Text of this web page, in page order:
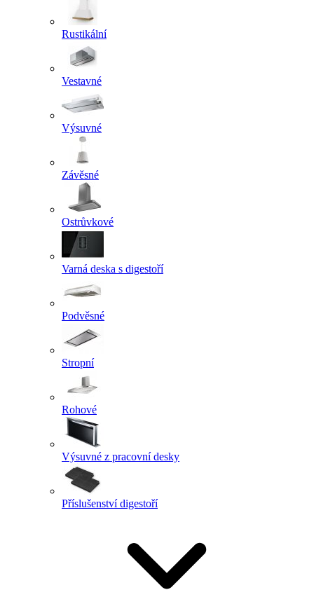
Rustikální
Vestavné
Výsuvné
Závěsné
Ostrůvkové
Varná deska s digestoří
Podvěsné
Stropní
Rohové
Výsuvné z pracovní desky
Příslušenství digestoří